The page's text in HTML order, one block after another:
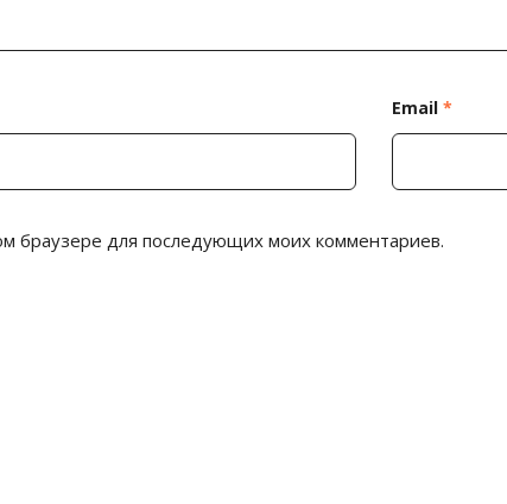
Email *
браузере для последующих моих комментариев.